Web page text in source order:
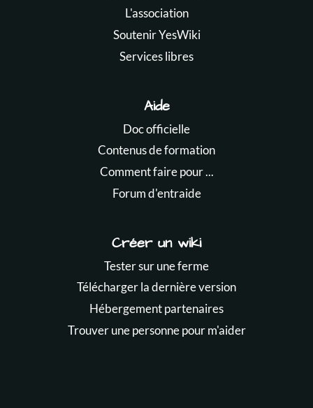
L'association
Soutenir YesWiki
Services libres
Aide
Doc officielle
Contenus de formation
Comment faire pour ...
Forum d'entraide
Créer un wiki
Tester sur une ferme
Télécharger la dernière version
Hébergement partenaires
Trouver une personne pour m'aider